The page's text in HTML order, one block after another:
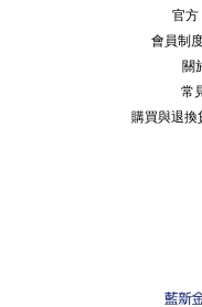
官方
會員制
關
常
購買與退換